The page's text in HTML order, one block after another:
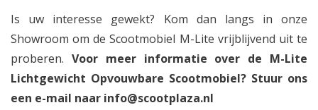
Is uw interesse gewekt? Kom dan langs in onze
Showroom om de Scootmobiel M-Lite vrijblijvend uit te
proberen. Voor meer informatie over de M-Lite
Lichtgewicht Opvouwbare Scootmobiel? Stuur ons
een e-mail naar info@scootplaza.nl